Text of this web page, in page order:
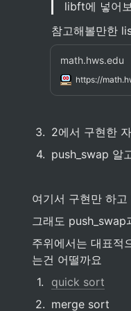
libft에 넣어
참고해볼만한
math.hws.edu
https://
3. 2에서 구현한
4. push_swap 알
여기서 구현만 하
그래도 push_swap
주위에서는 대표적
는건 어떨까요
1.
quick sort
2. merge sort